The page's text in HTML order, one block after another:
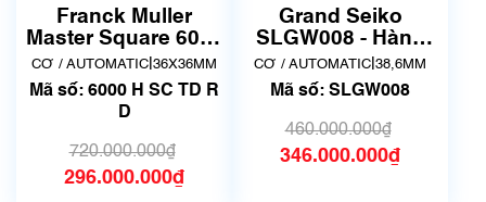
sử dụng nhưng rất đẹp,
không có xước)
Franck Muller
Master Square 6000
H SC TD R D đã qua
sử dụng
CƠ / AUTOMATIC 36X36MM
Mã số: 6000 H SC TD R
D
720.000.000₫
296.000.000₫
sử dụng nhưng rất đẹp,
không có xước)
Grand Seiko
SLGW008 - Hàng
qua sử dụng lướt
CƠ / AUTOMATIC 38,6MM
Mã số: SLGW008
460.000.000₫
346.000.000₫